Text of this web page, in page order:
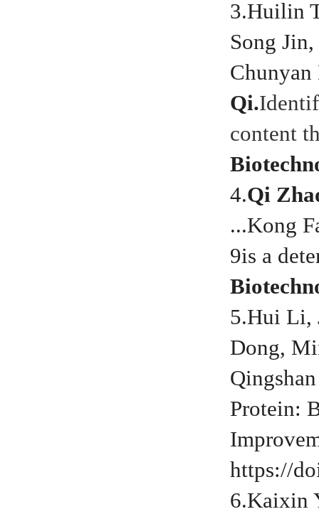
3.Huilin
Song
Qi.
content
4.Qi
...Kong
9is a
5.Hui Li,
Dong,
Protein:
https://
6.Kaixin